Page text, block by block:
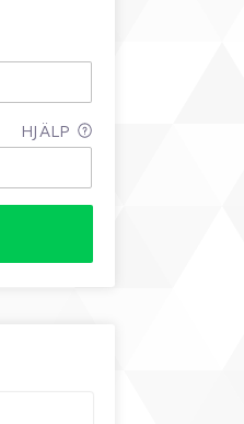
HJÄLP